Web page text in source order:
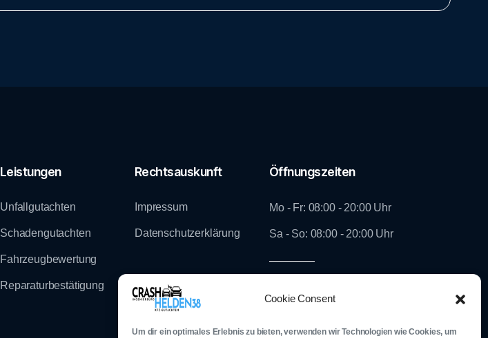
Cookie Consent
Um dir ein optimales Erlebnis zu bieten, verwenden wir Technologien wie Cookies, um
Leistungen
Unfallgutachten
Schadengutachten
Fahrzeugbewertung
Reparaturbestätigung
Rechtsauskunft
Impressum
Datenschutzerklärung
Öffnungszeiten
Mo - Fr: 08:00 - 20:00 Uhr
Sa - So: 08:00 - 20:00 Uhr
Folg uns auf Social Media